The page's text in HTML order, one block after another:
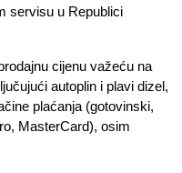
servisu u Republici
cijenu važeću na
autoplin i plavi dizel,
plaćanja (gotovinski,
MasterCard), osim